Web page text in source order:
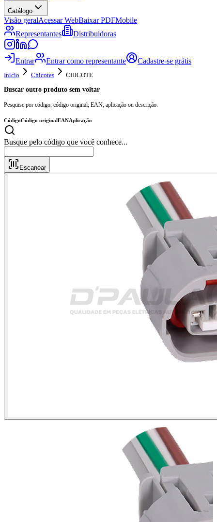
Catálogo
Visão geralAcessar WebBaixar PDFMobile
Representantes
Distribuidoras
Entrar Entrar como representante Cadastre-se grátis
Início Chicotes
CHICOTE
Buscar outro produto sem voltar
Pesquise por código, código original, EAN, aplicação ou descrição.
CódigoCódigo originalEANAplicação
Busque pelo código que você conhece...
Escanear